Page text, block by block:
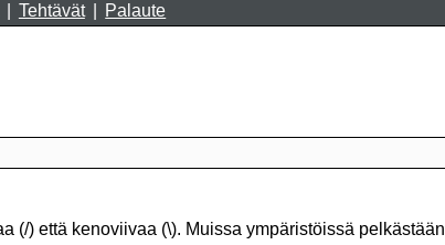
Tehtävät Palaute
(/) että kenoviivaa (\). Muissa ympäristöissä pelkästään